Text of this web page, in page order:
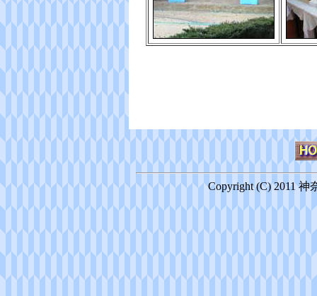
Copyright (C) 2011 神